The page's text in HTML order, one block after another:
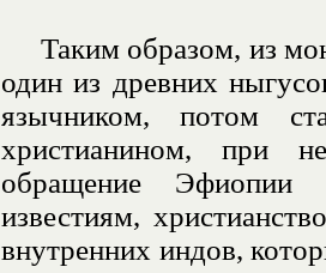
Таким образом, из
один из древних
язычником, потом
христианином, при
обращение Эфиопии
известиям,
внутренних индов,